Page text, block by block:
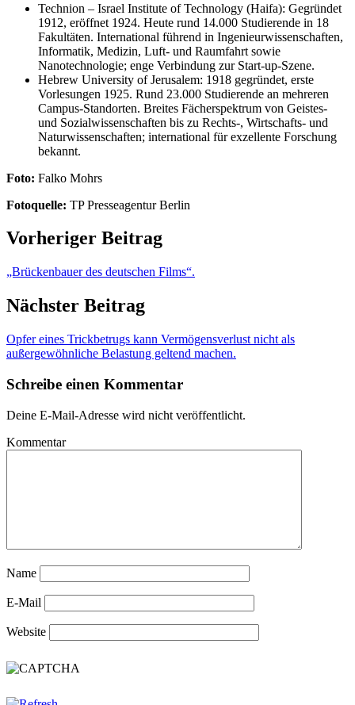
Technion – Israel Institute of Technology (Haifa): Gegründet
1912, eröffnet 1924. Heute rund 14.000 Studierende in 18
Fakultäten. International führend in Ingenieurwissenschaften,
Informatik, Medizin, Luft- und Raumfahrt sowie
Nanotechnologie; enge Verbindung zur Start-up-Szene.
Hebrew University of Jerusalem: 1918 gegründet, erste
Vorlesungen 1925. Rund 23.000 Studierende an mehreren
Campus-Standorten. Breites Fächerspektrum von Geistes-
und Sozialwissenschaften bis zu Rechts-, Wirtschafts- und
Naturwissenschaften; international für exzellente Forschung
bekannt.
Foto: Falko Mohrs
Fotoquelle: TP Presseagentur Berlin
Vorheriger Beitrag
„Brückenbauer des deutschen Films“.
Nächster Beitrag
Opfer eines Trickbetrugs kann Vermögensverlust nicht als
außergewöhnliche Belastung geltend machen.
Schreibe einen Kommentar
Deine E-Mail-Adresse wird nicht veröffentlicht.
Kommentar
Name
E-Mail
Website